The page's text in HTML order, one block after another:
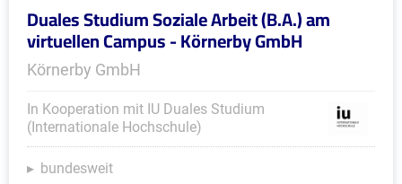
Duales Studium Soziale Arbeit (B.A.) am
virtuellen Campus - Körnerby GmbH
Körnerby GmbH
In Kooperation mit IU Duales Studium
(Internationale Hochschule)
bundesweit